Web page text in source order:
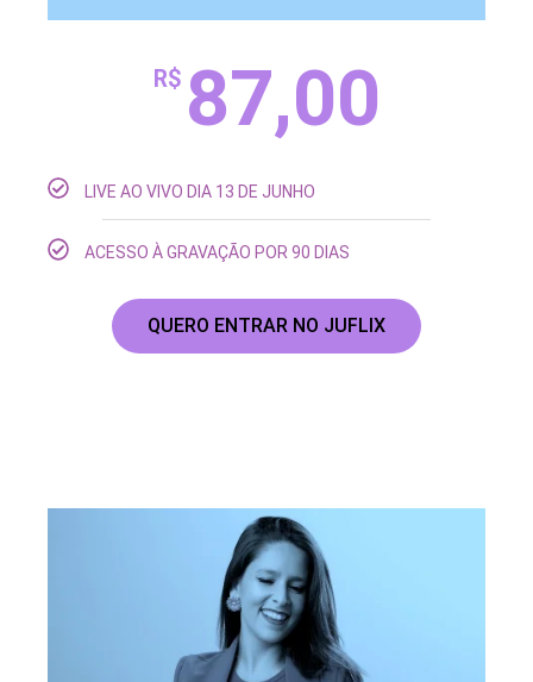
R$ 87,00
LIVE AO VIVO DIA 13 DE JUNHO
ACESSO À GRAVAÇÃO POR 90 DIAS
QUERO ENTRAR NO JUFLIX